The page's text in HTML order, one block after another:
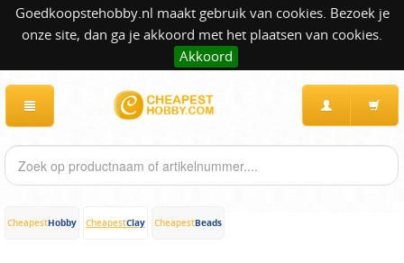
Goedkoopstehobby.nl maakt gebruik van cookies. Bezoek je
onze site, dan ga je akkoord met het plaatsen van cookies.
Akkoord
CheapestHobby CheapestClay CheapestBeads